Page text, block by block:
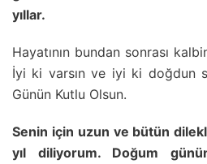
yıllar.
Hayatının bundan sonrası
İyi ki varsın ve iyi ki doğdun
Günün Kutlu Olsun.
Senin için uzun ve bütün
yıl diliyorum. Doğum